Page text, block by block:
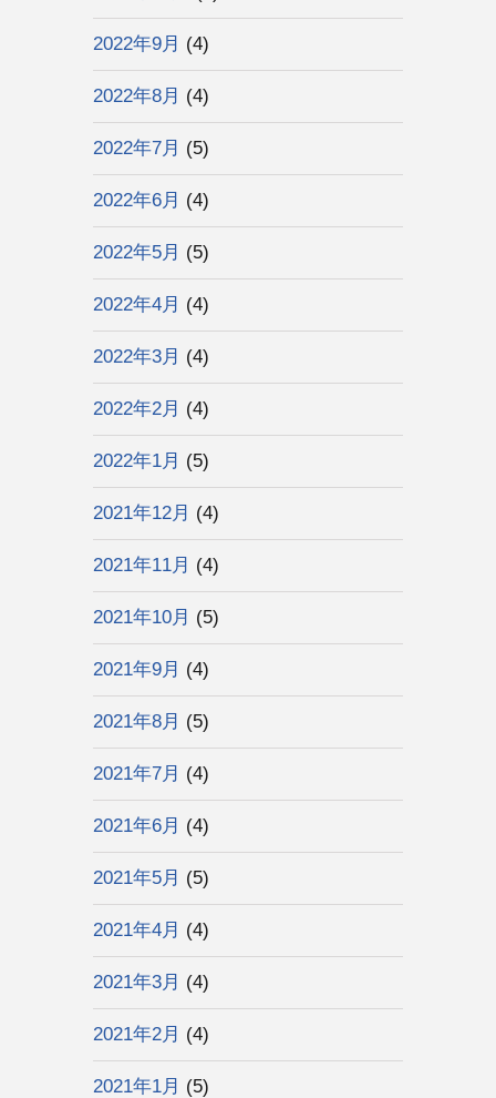
2022年9月 (4)
2022年8月 (4)
2022年7月 (5)
2022年6月 (4)
2022年5月 (5)
2022年4月 (4)
2022年3月 (4)
2022年2月 (4)
2022年1月 (5)
2021年12月 (4)
2021年11月 (4)
2021年10月 (5)
2021年9月 (4)
2021年8月 (5)
2021年7月 (4)
2021年6月 (4)
2021年5月 (5)
2021年4月 (4)
2021年3月 (4)
2021年2月 (4)
2021年1月 (5)